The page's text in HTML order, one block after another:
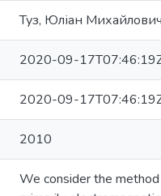
Туз, Юліан Михайлович
2020-09-
2020-09-
2010
We consider the